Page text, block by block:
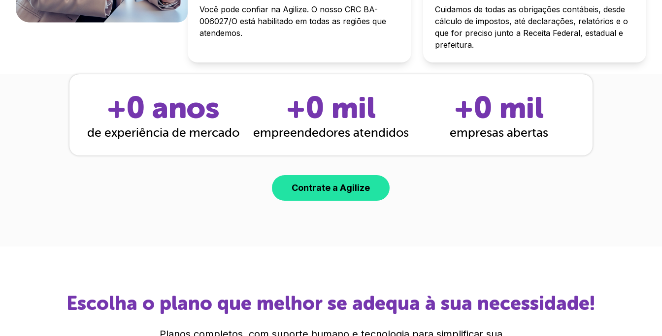
Você pode confiar na Agilize. O nosso CRC BA-
006027/O está habilitado em todas as regiões que
atendemos.
Cuidamos de todas as obrigações contábeis, desde
cálculo de impostos, até declarações, relatórios e o
que for preciso junto a Receita Federal, estadual e
prefeitura.
+0 anos
de experiência de mercado
+0 mil
empreendedores atendidos
+0 mil
empresas abertas
Contrate a Agilize
Escolha o plano que melhor se adequa à sua necessidade!